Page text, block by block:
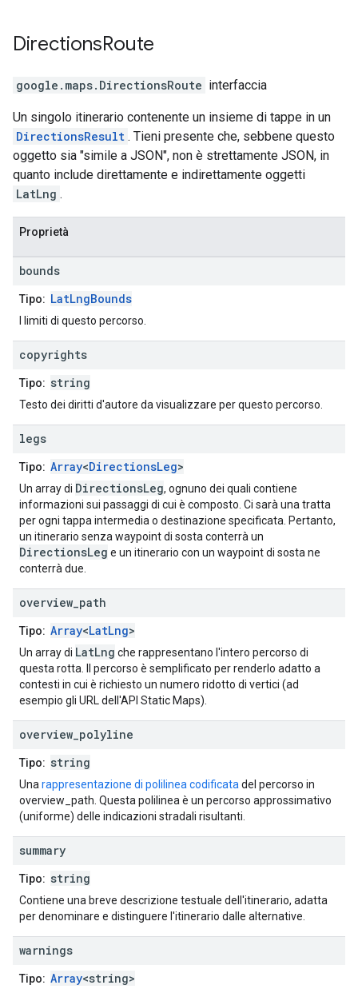
DirectionsRoute
google.maps. DirectionsRoute interfaccia
Un singolo itinerario contenente un insieme di tappe in un
DirectionsResult . Tieni presente che, sebbene questo
oggetto sia "simile a JSON", non è strettamente JSON, in
quanto include direttamente e indirettamente oggetti
LatLng .
Proprietà
bounds
Tipo: LatLngBounds
I limiti di questo percorso.
copyrights
Tipo: string
Testo dei diritti d'autore da visualizzare per questo percorso.
legs
Tipo: Array<DirectionsLeg>
Un array di DirectionsLeg, ognuno dei quali contiene
informazioni sui passaggi di cui è composto. Ci sarà una tratta
per ogni tappa intermedia o destinazione specificata. Pertanto,
un itinerario senza waypoint di sosta conterrà un
DirectionsLeg e un itinerario con un waypoint di sosta ne
conterrà due.
overview path
Tipo: Array<LatLng>
Un array di LatLng che rappresentano l'intero percorso di
questa rotta. Il percorso è semplificato per renderlo adatto a
contesti in cui è richiesto un numero ridotto di vertici (ad
esempio gli URL dell'API Static Maps).
overview polyline
Tipo: string
Unarappresentazione di polilinea codificatadel percorso in
overview_path. Questa polilinea è un percorso approssimativo
(uniforme) delle indicazioni stradali risultanti.
summary
Tipo: string
Contiene una breve descrizione testuale dell'itinerario, adatta
per denominare e distinguere l'itinerario dalle alternative.
warnings
Tipo: Array<string>